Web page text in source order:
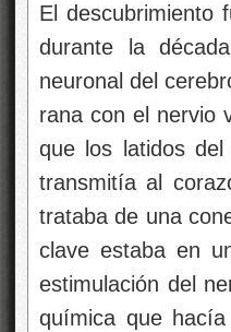
El descubrimiento
durante la
neuronal del
rana con el nervio
que los latidos
transmitía al
trataba de una
clave estaba en
estimulación del
química que